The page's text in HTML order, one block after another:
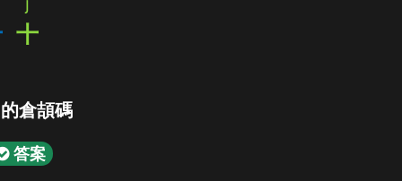
十
倉頡碼
答案